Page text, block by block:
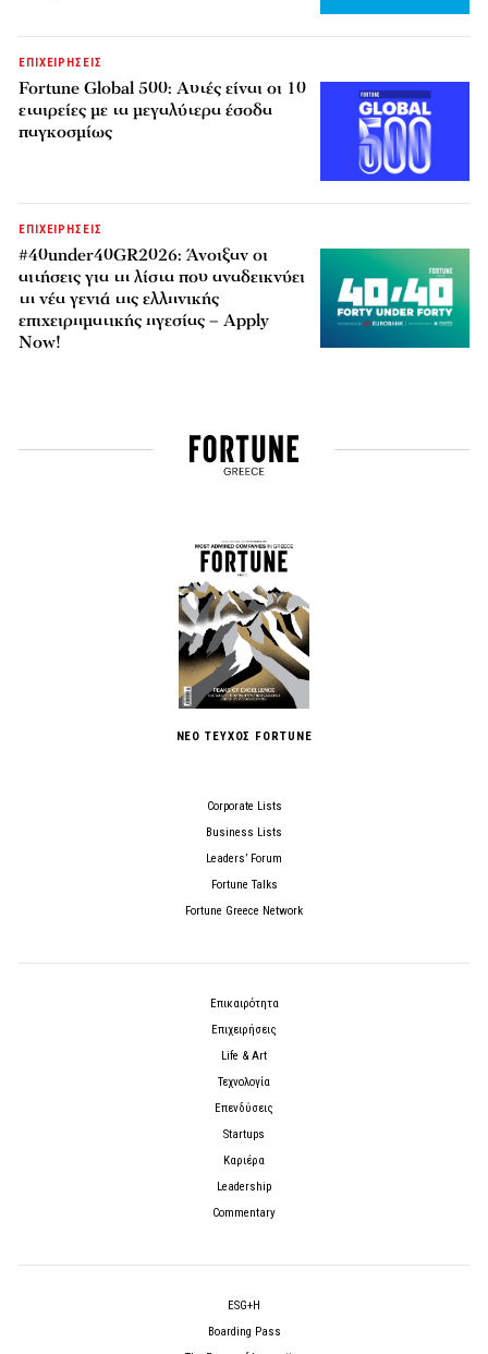
ΕΠΙΧΕΙΡΗΣΕΙΣ
Fortune Global 500: Αυτές είναι οι 10
εταιρείες με τα μεγαλύτερα έσοδα
παγκοσμίως
ΕΠΙΧΕΙΡΗΣΕΙΣ
#40under40GR2026: Άνοιξαν οι
αιτήσεις για τη λίστα που αναδεικνύει
τη νέα γενιά της ελληνικής
επιχειρηματικής ηγεσίας – Apply
Now!
ΝΕΟ ΤΕΥΧΟΣ FORTUNE
Corporate Lists
Business Lists
Leaders’ Forum
Fortune Talks
Fortune Greece Network
Επικαιρότητα
Επιχειρήσεις
Life & Art
Τεχνολογία
Επενδύσεις
Startups
Καριέρα
Leadership
Commentary
ESG+H
Boarding Pass